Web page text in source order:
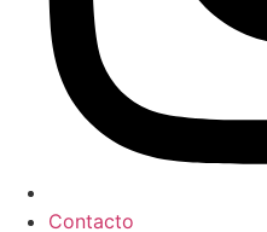
Contacto